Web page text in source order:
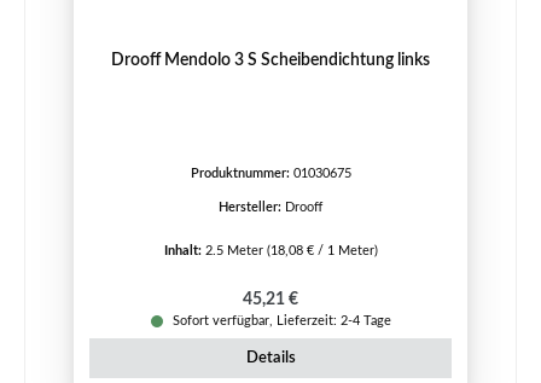
Drooff Mendolo 3 S Scheibendichtung links
Produktnummer: 01030675
Hersteller: Drooff
Inhalt: 2.5 Meter (18,08 € / 1 Meter)
Regulärer Preis:
45,21 €
Sofort verfügbar, Lieferzeit: 2-4 Tage
Details